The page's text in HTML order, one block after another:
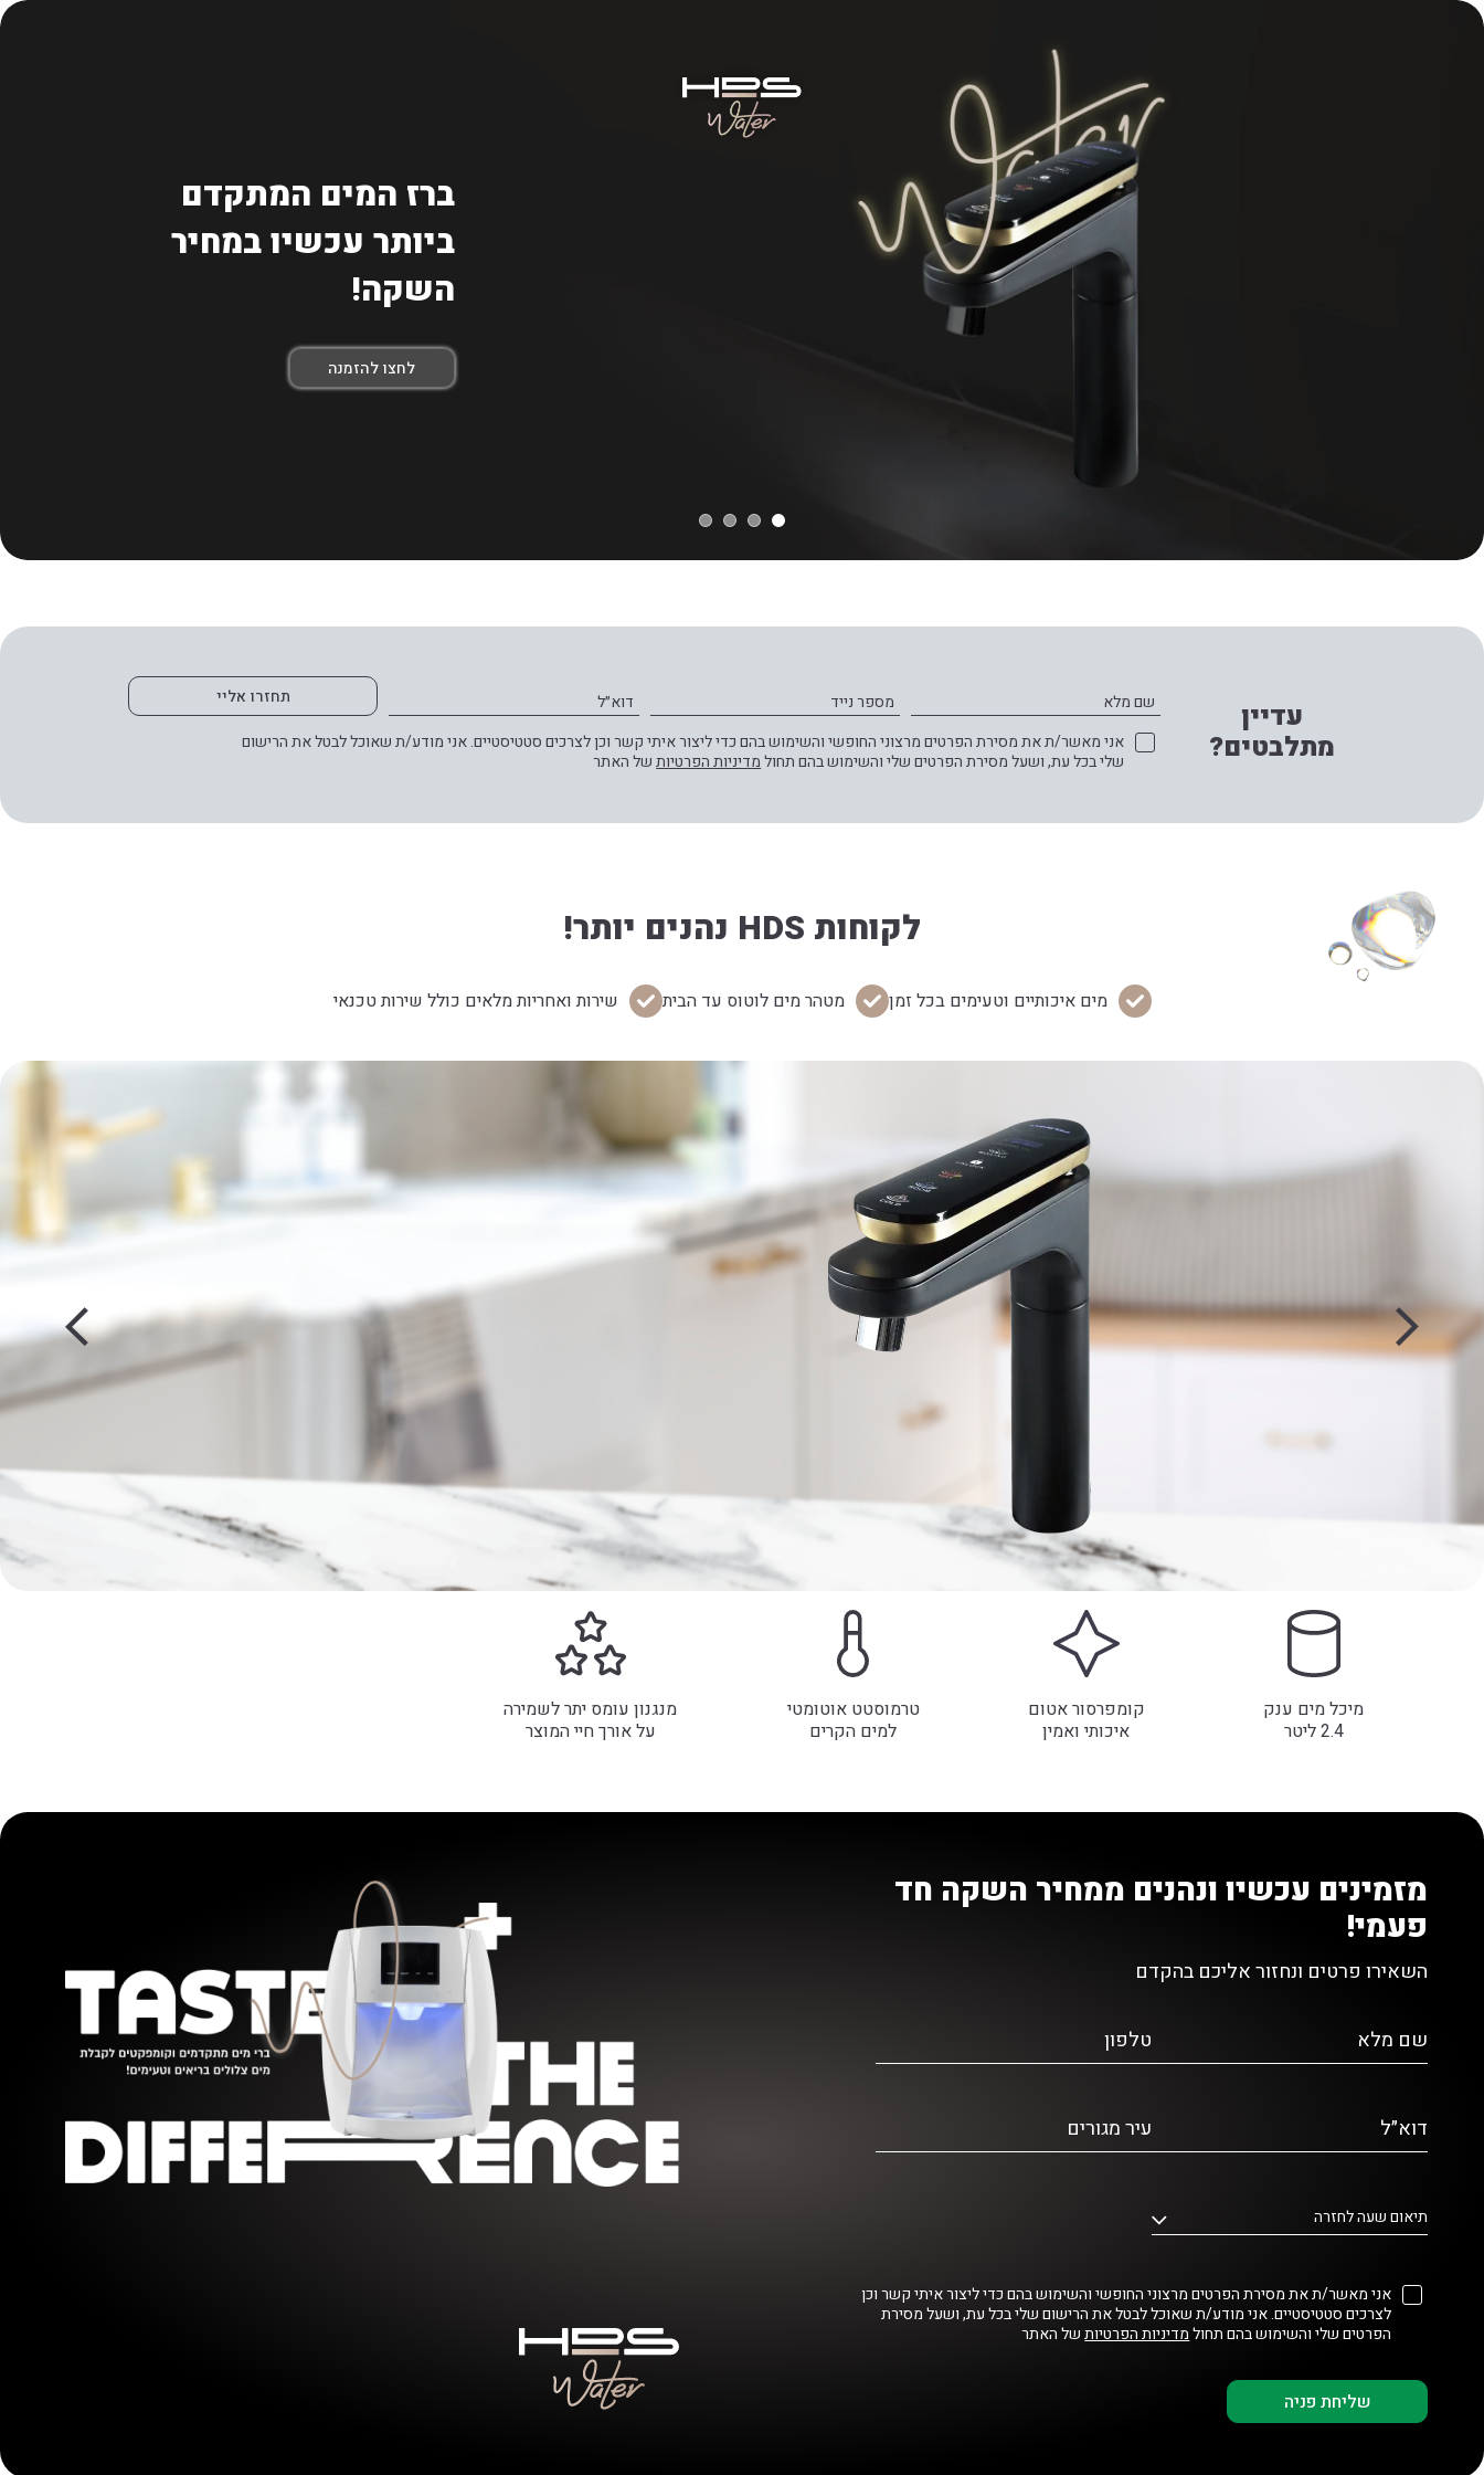
Skip to Content
ברז המים המתקדם
ביותר עכשיו במחיר
השקה!
לחצו להזמנה
עדיין
מתלבטים?
שם מלא מספר נייד דוא״ל
תחזרו אליי
אני מאשר/ת את מסירת הפרטים מרצוני החופשי והשימוש בהם כדי ליצור איתי קשר וכן לצרכים סטטיסטיים. אני מודע/ת שאוכל לבטל את הרישום
שלי בכל עת, ושעל מסירת הפרטים שלי והשימוש בהם תחולמדיניות הפרטיותשל האתר
לקוחות HDS נהנים יותר!
מים איכותיים וטעימים בכל זמן מטהר מים לוטוס עד הבית שירות ואחריות מלאים כולל שירות טכנאי
מיכל מים ענק
2.4 ליטר
קומפרסור אטום
איכותי ואמין
טרמוסטט אוטומטי
למים הקרים
מנגנון עומס יתר לשמירה
על אורך חיי המוצר
מזמינים עכשיו ונהנים ממחיר השקה חד
פעמי!
השאירו פרטים ונחזור אליכם בהקדם
שם מלא טלפון
דוא״ל עיר מגורים
תיאום שעה לחזרה
אני מאשר/ת את מסירת הפרטים מרצוני החופשי והשימוש בהם כדי ליצור איתי קשר וכן
לצרכים סטטיסטיים. אני מודע/ת שאוכל לבטל את הרישום שלי בכל עת, ושעל מסירת
הפרטים שלי והשימוש בהם תחולמדיניות הפרטיותשל האתר